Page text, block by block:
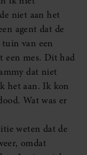
niet aan het
agent dat de
van een
een mes. Dit had
dat niet
het aan. Ik kon
Wat was er
weten dat de
omdat